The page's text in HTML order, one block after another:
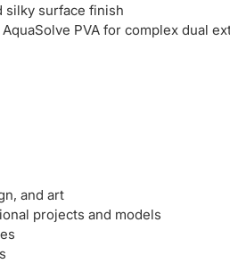
silky surface finish
PVA for complex dual
and art
projects and models